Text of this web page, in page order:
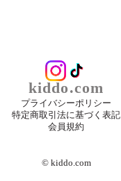
kiddo.com
プライバシーポリシー
特定商取引法に基づく表記
会員規約
©︎ kiddo.com